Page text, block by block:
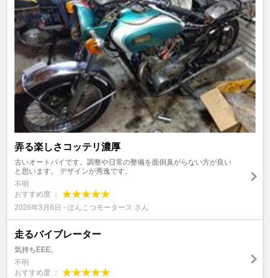
弄る楽しさコッテリ濃厚
古いオートバイです。調整や日常の整備を面倒臭がらない方が良い
と思います。 デザインが秀逸です。
不明
おすすめ度 ：
2026年3月6日 - ぽんこつモータース さん
走るバイブレーター
気持ちEEE。
不明
おすすめ度 ：